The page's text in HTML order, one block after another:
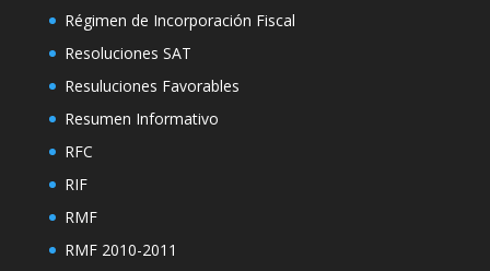
Régimen de Incorporación Fiscal
Resoluciones SAT
Resuluciones Favorables
Resumen Informativo
RFC
RIF
RMF
RMF 2010-2011